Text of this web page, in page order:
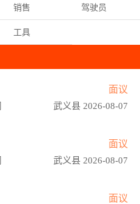
销售 驾驶员
工具
面议
武义县 2026-08-07
面议
武义县 2026-08-07
面议